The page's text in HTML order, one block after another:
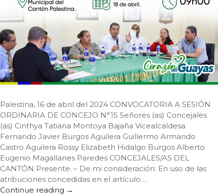
Palestina, 16 de abril del 2024 CONVOCATORIA A SESIÓN
ORDINARIA DE CONCEJO N°15 Señores (as) Concejales
(as) Cinthya Tatiana Montoya Bajaña Vicealcaldesa
Fernando Javier Burgos Aguilera Guillermo Armando
Castro Aguilera Rossy Elizabeth Hidalgo Burgos Alberto
Eugenio Magallanes Paredes CONCEJALES/AS DEL
CANTÓN Presente. – De mi consideración: En uso de las
atribuciones concedidas en el artículo …
Continue reading CONVOCATORIA A SESIÓN ORDINARIA
→